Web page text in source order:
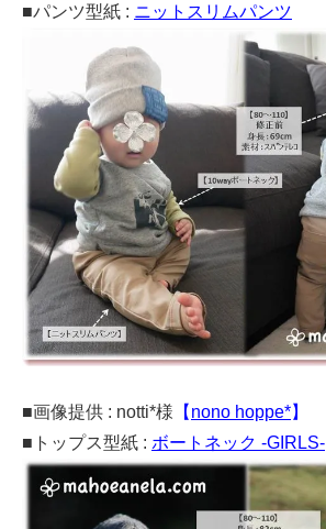
■パンツ型紙 : ニットスリムパンツ
■画像提供 : notti*様 【 nono hoppe*】
■トップス型紙 : ボートネック -GIRLS-